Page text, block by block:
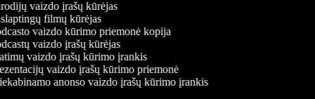
vaizdo įrašų kūrėjas
filmų kūrėjas
vaizdo kūrimo priemonė kopija
vaizdo įrašų kūrėjas
vaizdo įrašų kūrimo įrankis
vaizdo įrašų kūrimo priemonė
anonso vaizdo įrašų kūrimo įrankis